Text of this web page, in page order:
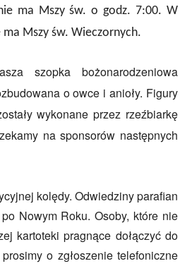
ma Mszy św. o godz. 7:00. W
Mszy św. Wieczornych.
szopka bożonarodzeniowa
o owce i anioły. Figury
wykonane przez rzeźbiarkę
na sponsorów następnych
kolędy. Odwiedziny parafian
Nowym Roku. Osoby, które nie
kartoteki pragnące dołączyć do
o zgłoszenie telefoniczne